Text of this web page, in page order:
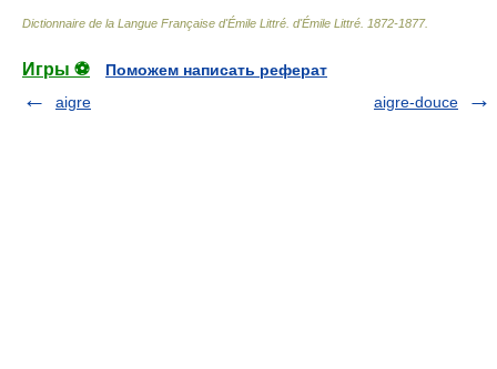
Dictionnaire de la Langue Française d'Émile Littré d'Émile Littré 1872-1877.
Игры ⚽
Поможем написать реферат
aigre
aigre-douce